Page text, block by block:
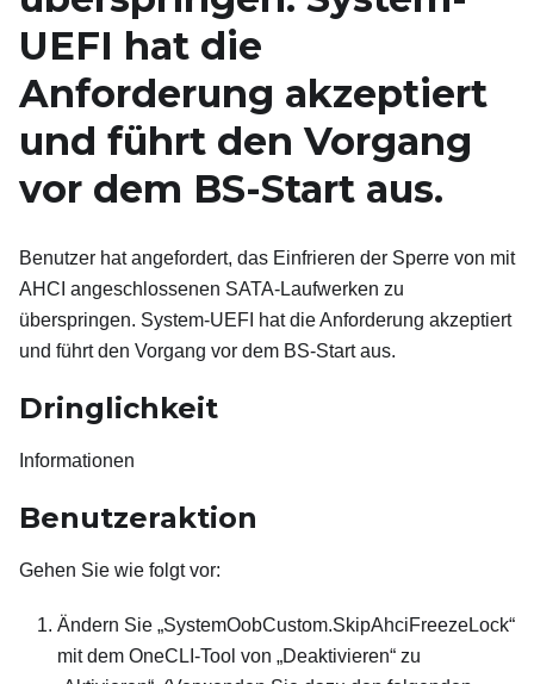
UEFI hat die
Anforderung akzeptiert
und führt den Vorgang
vor dem BS-Start aus.
Benutzer hat angefordert, das Einfrieren der Sperre von mit
AHCI angeschlossenen SATA-Laufwerken zu
überspringen. System-UEFI hat die Anforderung akzeptiert
und führt den Vorgang vor dem BS-Start aus.
Dringlichkeit
Informationen
Benutzeraktion
Gehen Sie wie folgt vor:
Ändern Sie „SystemOobCustom.SkipAhciFreezeLock“
mit dem OneCLI-Tool von „Deaktivieren“ zu